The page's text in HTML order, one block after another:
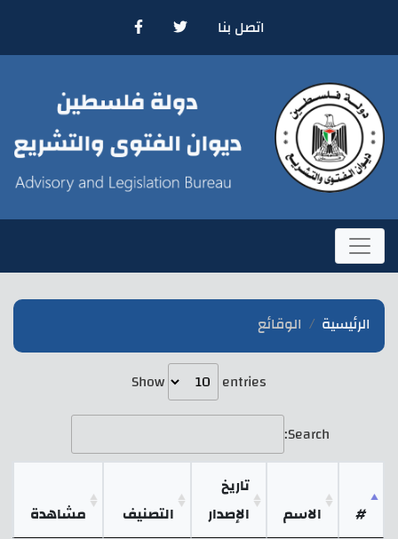
اتصل بنا
الرئيسية الوقائع
Show
entries
Search:
# الاسم
تاريخ
الإصدار
التصنيف
مشاهدة